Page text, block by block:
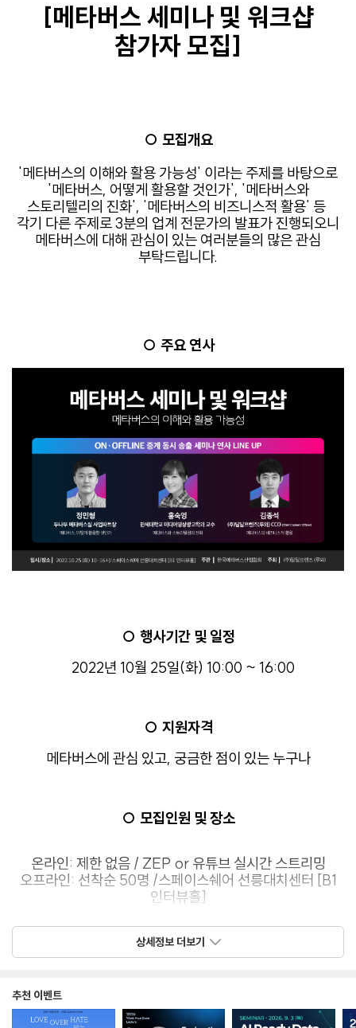
[메타버스 세미나 및 워크샵
참가자 모집]
○ 모집개요
'메타버스의 이해와 활용 가능성' 이라는 주제를 바탕으로
'메타버스, 어떻게 활용할 것인가', '메타버스와
스토리텔리의 진화', '메타버스의 비즈니스적 활용' 등
각기 다른 주제로3분의 업계 전문가의 발표가 진행되오니
메타버스에 대해 관심이 있는 여러분들의 많은 관심
부탁드립니다.
○ 주요 연사
○ 행사기간 및 일정
2022년 10월 25일(화) 10:00 ~ 16:00
○ 지원자격
메타버스에 관심 있고, 궁금한 점이 있는 누구나
○ 모집인원 및 장소
온라인: 제한 없음 / ZEP or 유튜브 실시간 스트리밍
오프라인: 선착순 50명 /스페이스쉐어 선릉대치센터 [B1
인터뷰홀]
(오프라인 참석자에 한해 무료로 간단한 점심식사가
제공되며
참석자 간의 별도의 네트워킹 시간이 마련될 예정입니다.)
상세정보 더보기
추천 이벤트